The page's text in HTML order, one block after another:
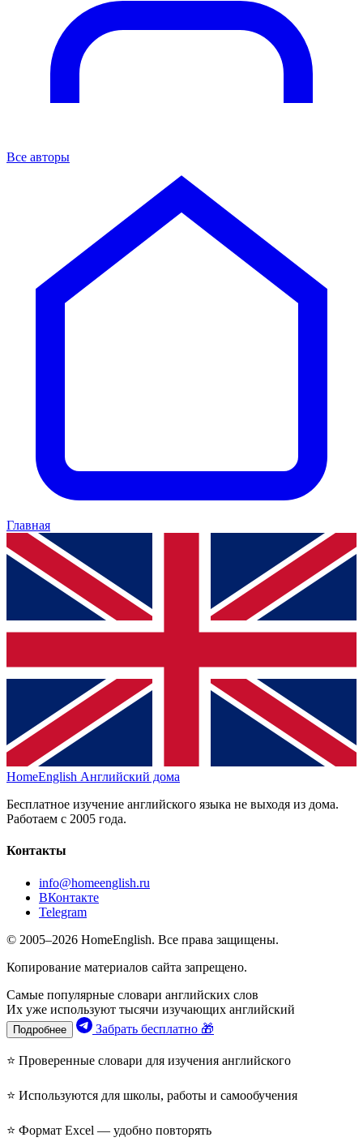
Все авторы
Главная
HomeEnglish Английский дома
Бесплатное изучение английского языка не выходя из дома.
Работаем с 2005 года.
Контакты
info@homeenglish.ru
ВКонтакте
Telegram
© 2005–2026 HomeEnglish. Все права защищены.
Копирование материалов сайта запрещено.
Самые популярные словари английских слов
Их уже используют тысячи изучающих английский
Подробнее Забрать бесплатно 🎁
⭐ Проверенные словари для изучения английского
⭐ Используются для школы, работы и самообучения
⭐ Формат Excel — удобно повторять